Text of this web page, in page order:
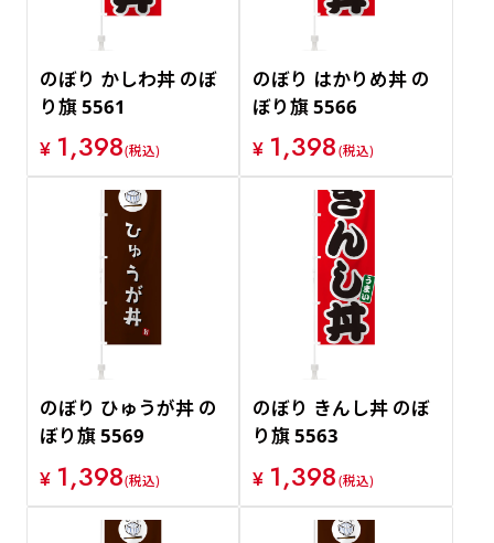
のぼり かしわ丼 のぼ
り旗 5561
¥ 1,398(税込)
のぼり はかりめ丼 の
ぼり旗 5566
¥ 1,398(税込)
のぼり ひゅうが丼 の
ぼり旗 5569
¥ 1,398(税込)
のぼり きんし丼 のぼ
り旗 5563
¥ 1,398(税込)